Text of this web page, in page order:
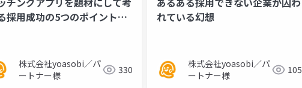
採用成功の5つのポイント／
株式会社yoasobi／パ
ートナー様
330
れている幻想
株式会社yoasobi／パ
ートナー様
105